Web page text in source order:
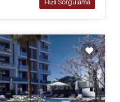
Hızlı Sorgulama